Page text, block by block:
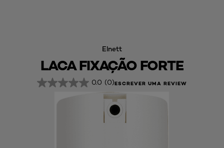
Elnett
LACA FIXAÇÃO FORTE
0.0 (0)ESCREVER UMA REVIEW